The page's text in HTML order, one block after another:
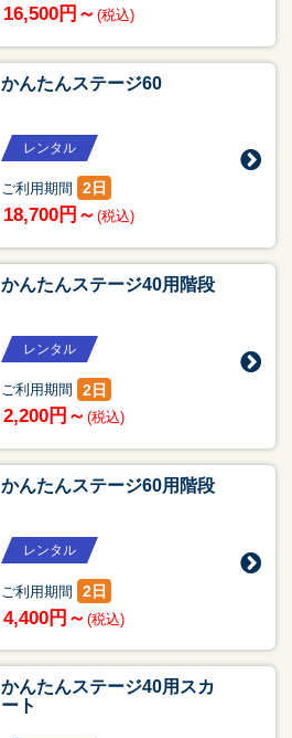
16,500円～ (税込)
かんたんステージ60
レンタル
ご利用期間 2日
18,700円～ (税込)
かんたんステージ40用階段
レンタル
ご利用期間 2日
2,200円～ (税込)
かんたんステージ60用階段
レンタル
ご利用期間 2日
4,400円～ (税込)
かんたんステージ40用スカ
ート